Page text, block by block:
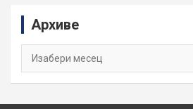
Архиве
Архиве